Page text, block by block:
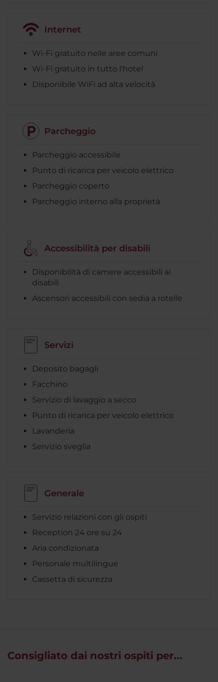
Internet
Wi-Fi gratuito nelle aree comuni
Wi-Fi gratuito in tutto l'hotel
Disponibile WiFi ad alta velocità
Parcheggio
Parcheggio accessibile
Punto di ricarica per veicolo elettrico
Parcheggio coperto
Parcheggio interno alla proprietà
Accessibilità per disabili
Disponibilità di camere accessibili ai
disabili
Ascensori accessibili con sedia a rotelle
Servizi
Deposito bagagli
Facchino
Servizio di lavaggio a secco
Punto di ricarica per veicolo elettrico
Lavanderia
Servizio sveglia
Generale
Servizio relazioni con gli ospiti
Reception 24 ore su 24
Aria condizionata
Personale multilingue
Cassetta di sicurezza
Consigliato dai nostri ospiti per...